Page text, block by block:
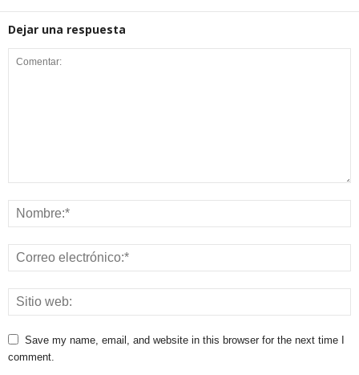
Dejar una respuesta
Save my name, email, and website in this browser for the next time I
comment.